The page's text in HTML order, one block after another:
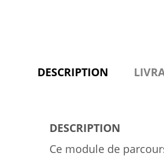
DESCRIPTION
DESCRIPTION
Ce module de